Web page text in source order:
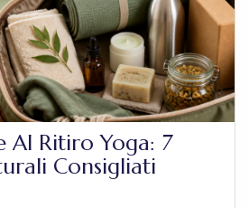
Al Ritiro Yoga: 7
Consigliati